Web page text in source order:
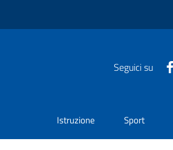
Seguici su
Istruzione Sport